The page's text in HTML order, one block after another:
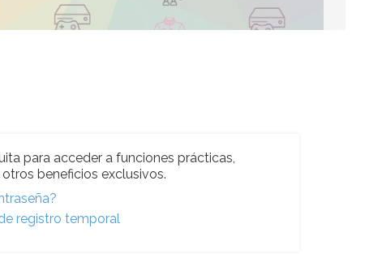
para acceder a funciones prácticas,
beneficios exclusivos.
registro temporal